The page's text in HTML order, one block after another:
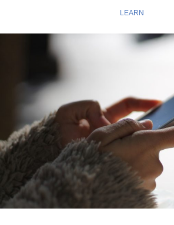
LEARN